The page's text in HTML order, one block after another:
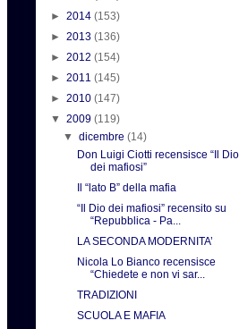
► 2014 (153)
► 2013 (136)
► 2012 (154)
► 2011 (145)
► 2010 (147)
▼ 2009 (119)
▼dicembre(14)
Don Luigi Ciotti recensisce “Il Dio
dei mafiosi”
Il “lato B” della mafia
“Il Dio dei mafiosi” recensito su
“Repubblica - Pa...
LA SECONDA MODERNITA’
Nicola Lo Bianco recensisce
“Chiedete e non vi sar...
TRADIZIONI
SCUOLA E MAFIA